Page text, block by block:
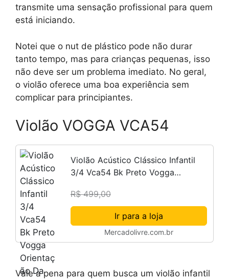
transmite uma sensação profissional para quem
está iniciando.
Notei que o nut de plástico pode não durar
tanto tempo, mas para crianças pequenas, isso
não deve ser um problema imediato. No geral,
o violão oferece uma boa experiência sem
complicar para principiantes.
Violão VOGGA VCA54
Violão Acústico Clássico Infantil
3/4 Vca54 Bk Preto Vogga
R$ 499,00
Ir para a loja
Mercadolivre.com.br
Vale a pena para quem busca um violão infantil